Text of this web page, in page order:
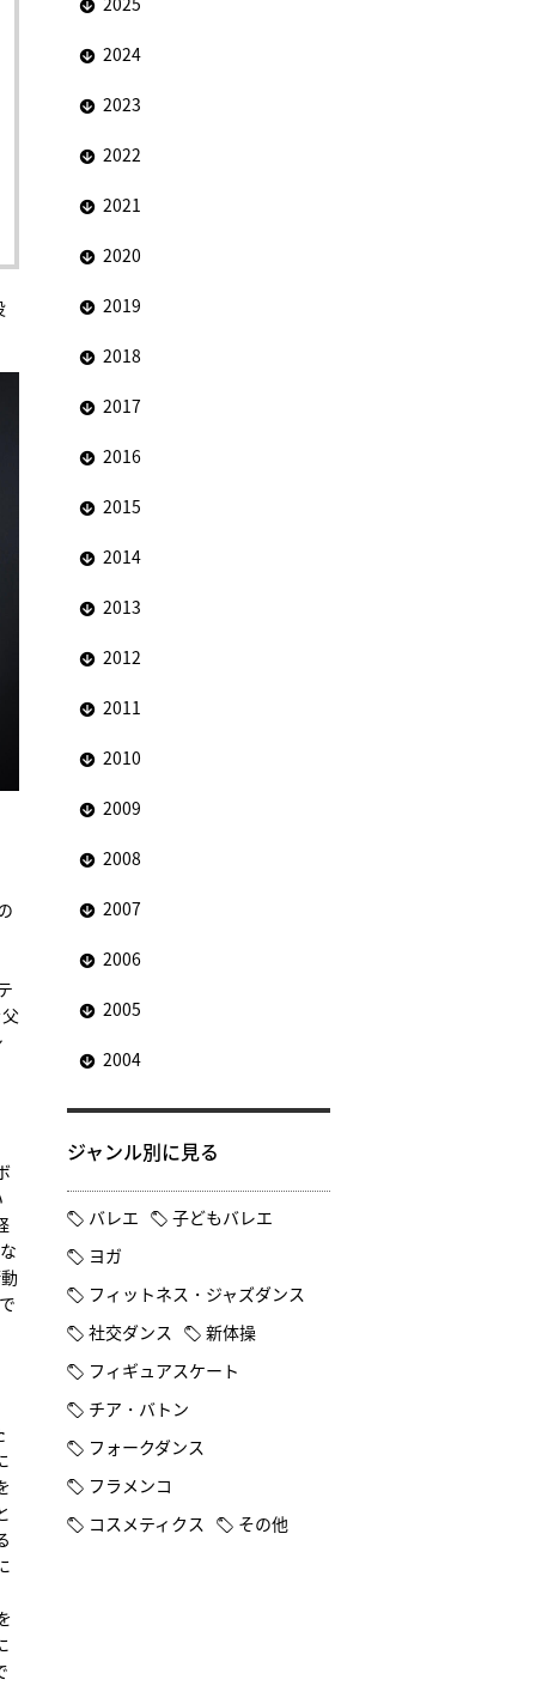
2024
2023
2022
2021
2020
2019
2018
2017
2016
2015
2014
2013
2012
2011
2010
2009
2008
2007
2006
2005
2004
ジャンル別に見る
バレエ
子どもバレエ
ヨガ
フィットネス・ジャズダンス
社交ダンス
新体操
フィギュアスケート
チア・バトン
フォークダンス
フラメンコ
コスメティクス
その他